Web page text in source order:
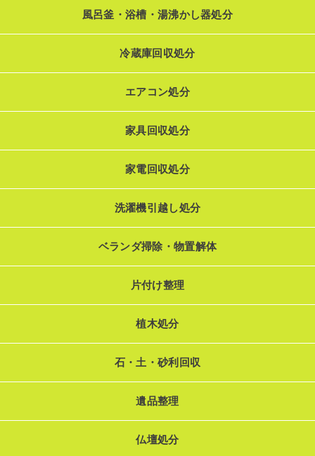
風呂釜・浴槽・湯沸かし器処分
冷蔵庫回収処分
エアコン処分
家具回収処分
家電回収処分
洗濯機引越し処分
ベランダ掃除・物置解体
片付け整理
植木処分
石・土・砂利回収
遺品整理
仏壇処分